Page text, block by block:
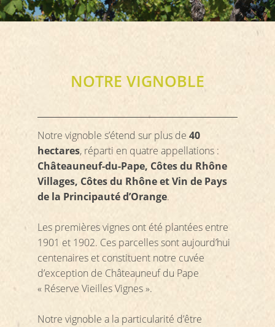
NOTRE VIGNOBLE
Notre vignoble s’étend sur plus de40
hectares, réparti en quatre appellations :
Châteauneuf-du-Pape, Côtes du Rhône
Villages, Côtes du Rhône et Vin de Pays
de la Principauté d’Orange.
Les premières vignes ont été plantées entre
1901 et 1902. Ces parcelles sont aujourd’hui
centenaires et constituent notre cuvée
d’exception de Châteauneuf du Pape
« Réserve Vieilles Vignes ».
Notre vignoble a la particularité d’être